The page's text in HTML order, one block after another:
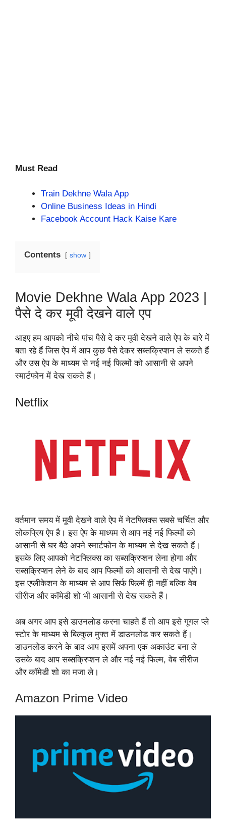
Must Read
Train Dekhne Wala App
Online Business Ideas in Hindi
Facebook Account Hack Kaise Kare
Contents show
Movie Dekhne Wala App 2023 |
पैसे दे कर मूवी देखने वाले एप
आइए हम आपको नीचे पांच पैसे दे कर मूवी देखने वाले ऐप के बारे में
बता रहे हैं जिस ऐप में आप कुछ पैसे देकर सब्सक्रिप्शन ले सकते हैं
और उस ऐप के माध्यम से नई नई फिल्मों को आसानी से अपने
स्मार्टफोन में देख सकते हैं।
Netflix
वर्तमान समय में मूवी देखने वाले ऐप में नेटफ्लिक्स सबसे चर्चित और
लोकप्रिय ऐप है। इस ऐप के माध्यम से आप नई नई फिल्मों को
आसानी से घर बैठे अपने स्मार्टफोन के माध्यम से देख सकते हैं।
इसके लिए आपको नेटफ्लिक्स का सब्सक्रिप्शन लेना होगा और
सब्सक्रिप्शन लेने के बाद आप फिल्मों को आसानी से देख पाएंगे।
इस एप्लीकेशन के माध्यम से आप सिर्फ फिल्में ही नहीं बल्कि वेब
सीरीज और कॉमेडी शो भी आसानी से देख सकते हैं।
अब अगर आप इसे डाउनलोड करना चाहते हैं तो आप इसे गूगल प्ले
स्टोर के माध्यम से बिल्कुल मुफ्त में डाउनलोड कर सकते हैं।
डाउनलोड करने के बाद आप इसमें अपना एक अकाउंट बना ले
उसके बाद आप सब्सक्रिप्शन ले और नई नई फिल्म, वेब सीरीज
और कॉमेडी शो का मजा ले।
Amazon Prime Video